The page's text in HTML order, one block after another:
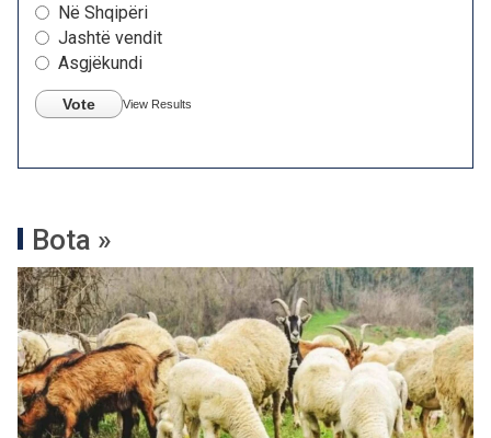
Në Shqipëri
Jashtë vendit
Asgjëkundi
Vote View Results
Bota »